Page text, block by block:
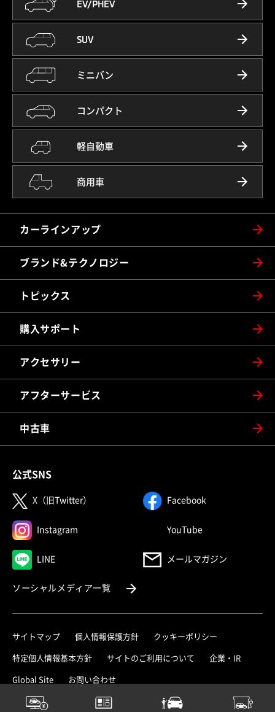
EV/PHEV
SUV
ミニバン
コンパクト
軽自動車
商用車
カーラインアップ
ブランド&テクノロジー
トピックス
購入サポート
アクセサリー
アフターサービス
中古車
公式SNS
X（旧Twitter） （別ウィンドウで開く）Facebook（別ウィンドウ
Instagram （別ウィンドウで開く）YouTube（別ウィンドウで
LINE（別ウィンドウで開く） メールマガジン
ソーシャルメディア一覧（別ウィンドウで開く）
サイトマップ 個人情報保護方針 クッキーポリシー
特定個人情報基本方針 サイトのご利用について 企業・IR（別ウィ
Global Site（別ウィンドウで開く）
お問い合わせ